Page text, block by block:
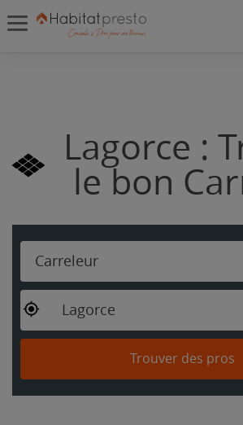
Lagorce :
le bon
Carreleur
Lagorce
Trouver des pros